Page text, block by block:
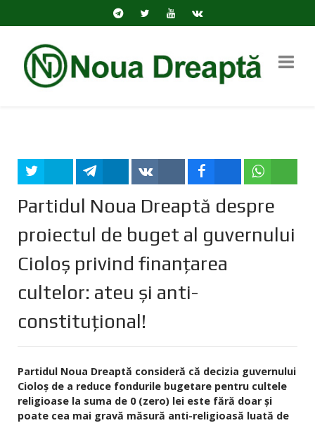
Partidul Noua Dreaptă despre
proiectul de buget al guvernului
Cioloş privind finanţarea
cultelor: ateu şi anti-
constituţional!
Partidul Noua Dreaptă consideră că decizia guvernului
Cioloş de a reduce fondurile bugetare pentru cultele
religioase la suma de 0 (zero) lei este fără doar şi
poate cea mai gravă măsură anti-religioasă luată de